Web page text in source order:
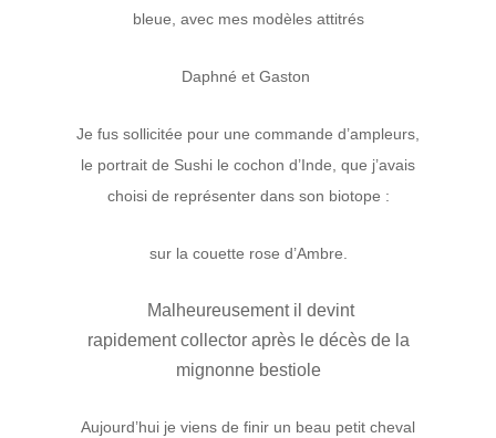
bleue, avec mes modèles attitrés
Daphné et Gaston
Je fus sollicitée pour une commande d’ampleurs,
le portrait de Sushi le cochon d’Inde, que j’avais
choisi de représenter dans son biotope :
sur la couette rose d’Ambre.
Malheureusement il devint
rapidement collector après le décès de la
mignonne bestiole
Aujourd’hui je viens de finir un beau petit cheval